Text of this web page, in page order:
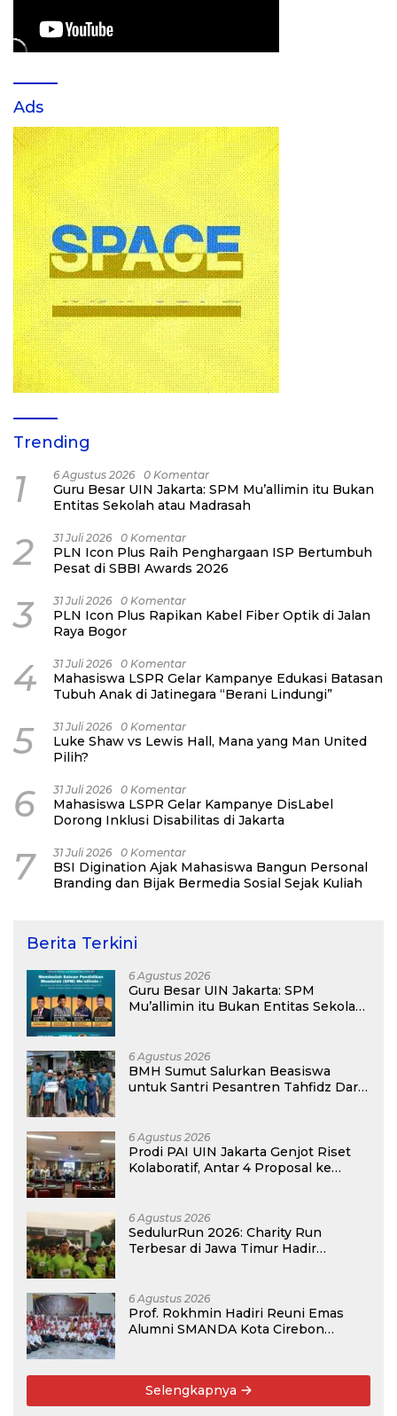
Ads
Trending
1 6 Agustus 2026 0 Komentar
Guru Besar UIN Jakarta: SPM Mu’allimin itu Bukan
Entitas Sekolah atau Madrasah
2 31 Juli 2026 0 Komentar
PLN Icon Plus Raih Penghargaan ISP Bertumbuh
Pesat di SBBI Awards 2026
3 31 Juli 2026 0 Komentar
PLN Icon Plus Rapikan Kabel Fiber Optik di Jalan
Raya Bogor
4 31 Juli 2026 0 Komentar
Mahasiswa LSPR Gelar Kampanye Edukasi Batasan
Tubuh Anak di Jatinegara “Berani Lindungi”
5 31 Juli 2026 0 Komentar
Luke Shaw vs Lewis Hall, Mana yang Man United
Pilih?
6 31 Juli 2026 0 Komentar
Mahasiswa LSPR Gelar Kampanye DisLabel
Dorong Inklusi Disabilitas di Jakarta
7 31 Juli 2026 0 Komentar
BSI Digination Ajak Mahasiswa Bangun Personal
Branding dan Bijak Bermedia Sosial Sejak Kuliah
Berita Terkini
6 Agustus 2026
Guru Besar UIN Jakarta: SPM
Mu’allimin itu Bukan Entitas Sekolah
6 Agustus 2026
BMH Sumut Salurkan Beasiswa
untuk Santri Pesantren Tahfidz Darul
6 Agustus 2026
Prodi PAI UIN Jakarta Genjot Riset
Kolaboratif, Antar 4 Proposal ke
6 Agustus 2026
SedulurRun 2026: Charity Run
Terbesar di Jawa Timur Hadir
Guru Honorer
6 Agustus 2026
Prof. Rokhmin Hadiri Reuni Emas
Alumni SMANDA Kota Cirebon
Selengkapnya